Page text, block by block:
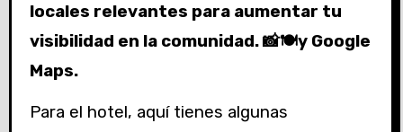
locales relevantes para aumentar tu
visibilidad en la comunidad. 📸🍽️y Google
Maps.
Para el hotel, aquí tienes algunas